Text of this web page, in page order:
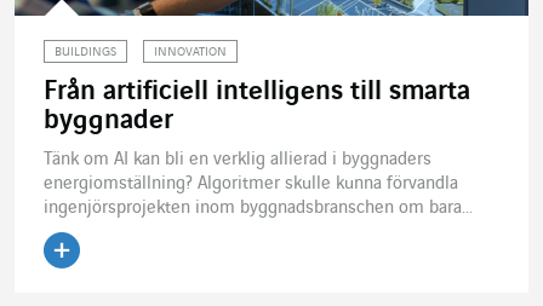
BUILDINGS INNOVATION
Från artificiell intelligens till smarta
byggnader
Tänk om AI kan bli en verklig allierad i byggnaders
energiomställning? Algoritmer skulle kunna förvandla
ingenjörsprojekten inom byggnadsbranschen om bara...